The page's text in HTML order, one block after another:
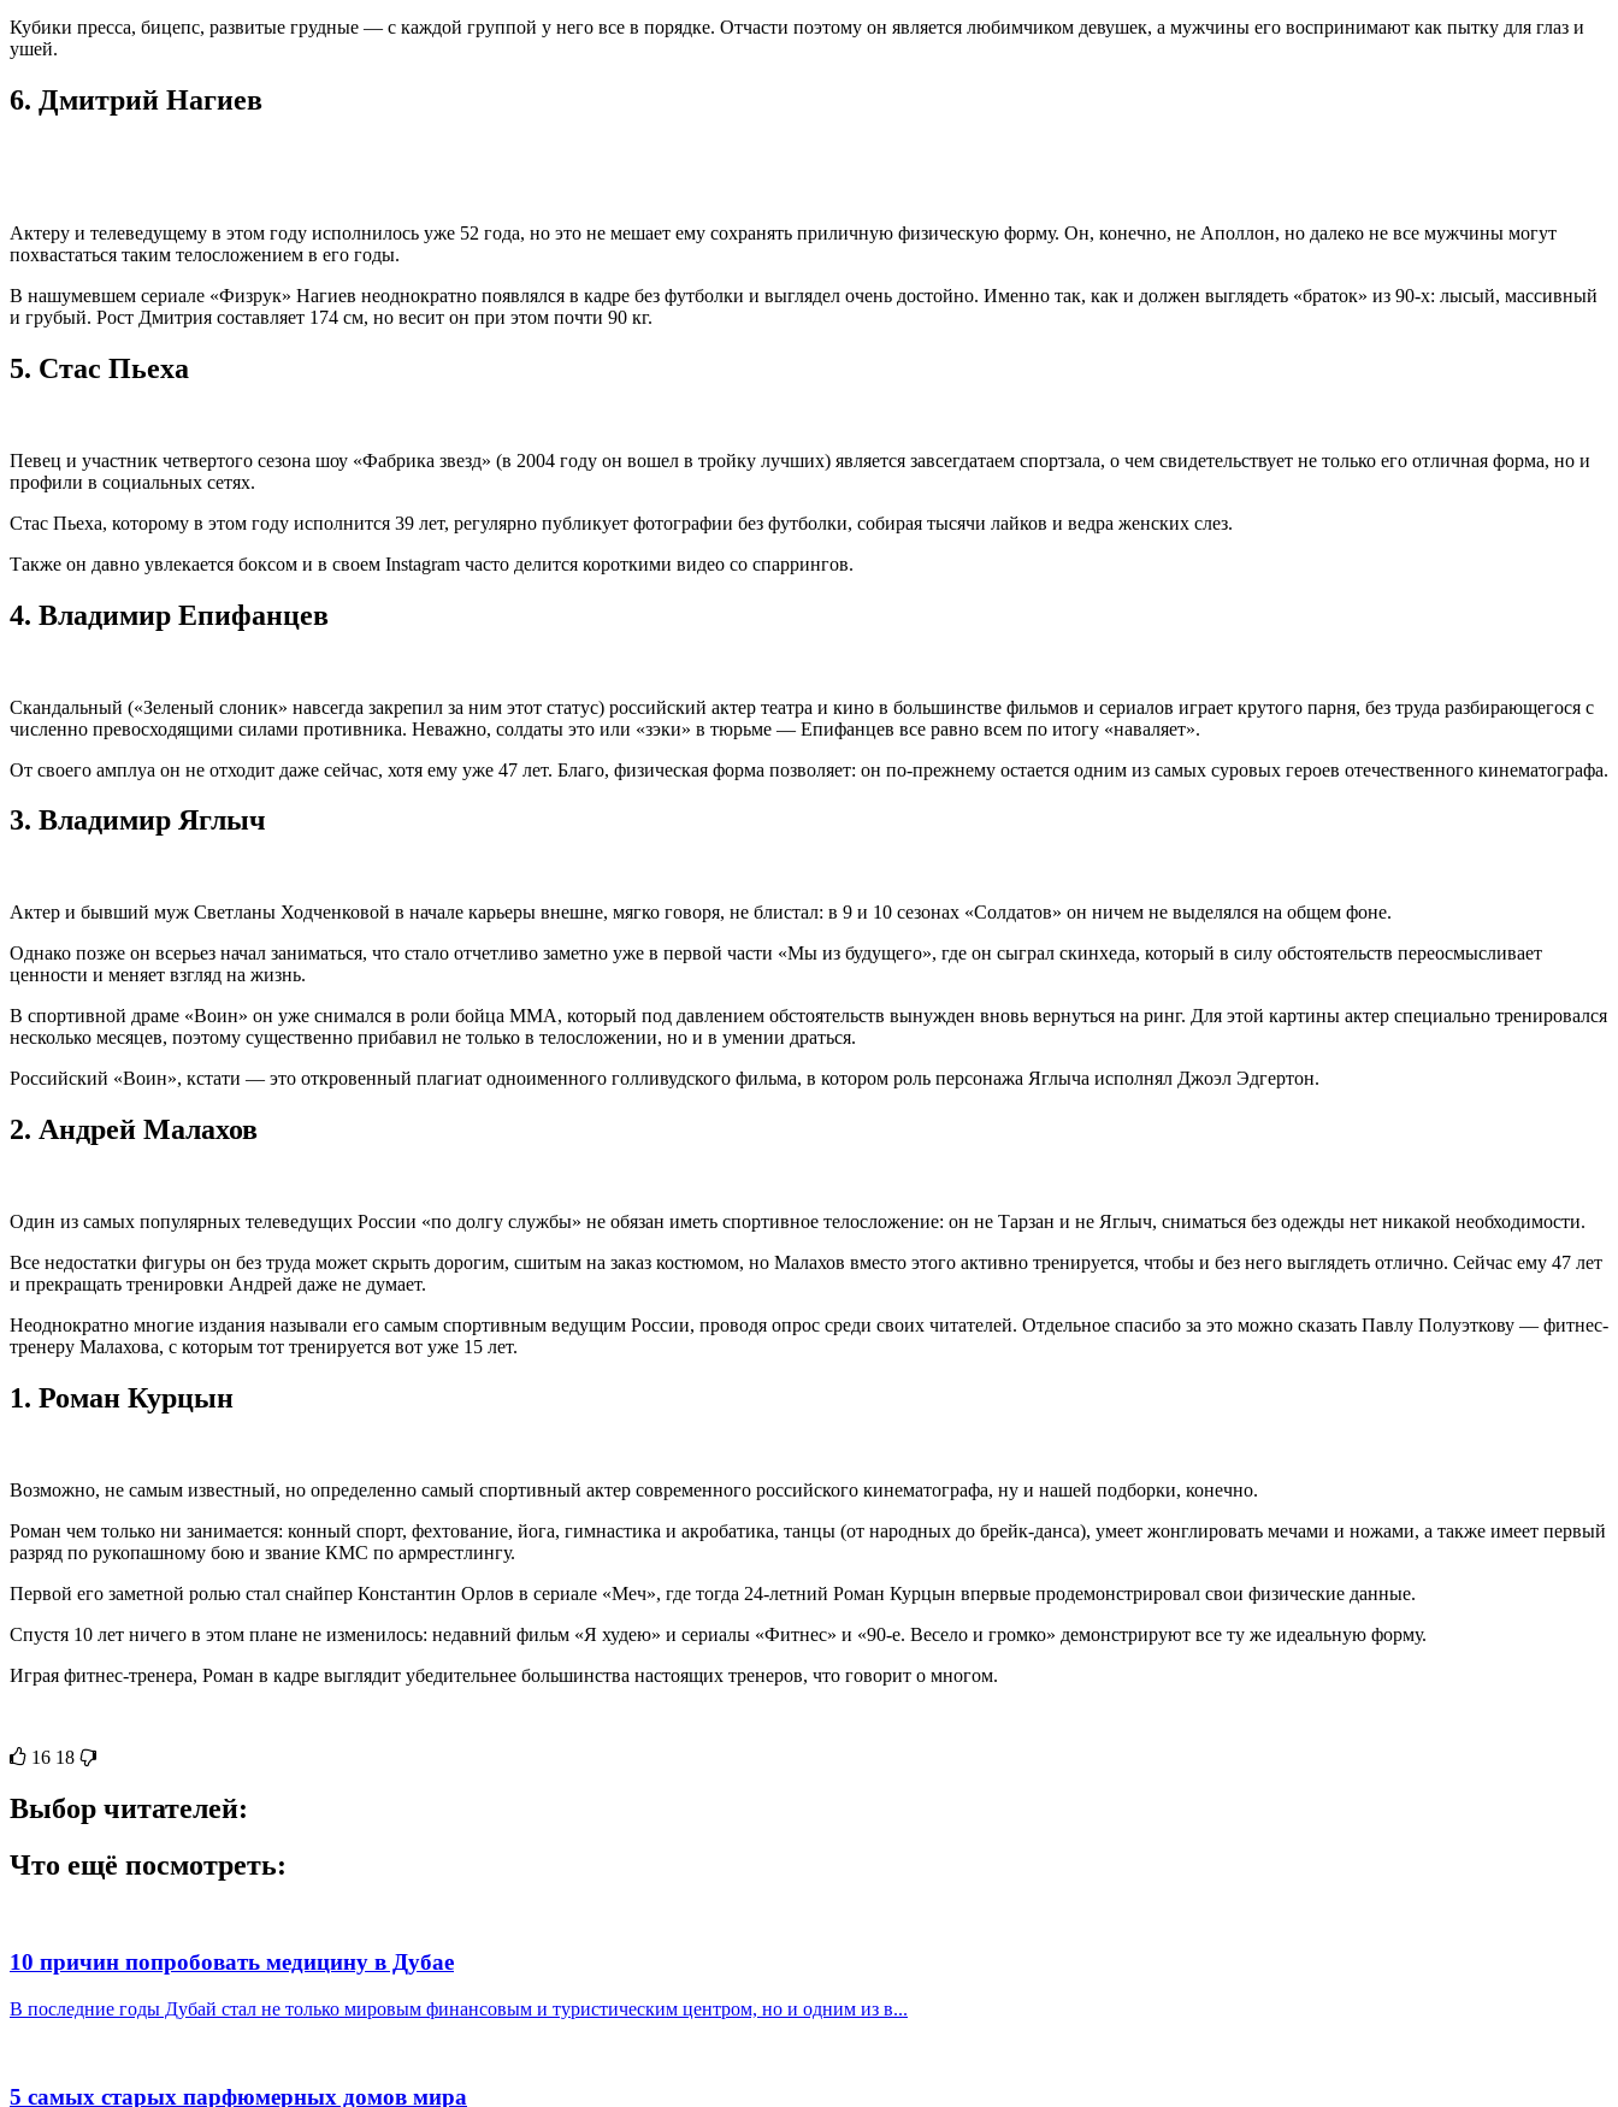
Кубики пресса, бицепс, развитые грудные — с каждой группой у него все в порядке. Отчасти поэтому он является любимчиком девушек, а мужчины его воспринимают как пытку для глаз и
ушей.
6. Дмитрий Нагиев
Актеру и телеведущему в этом году исполнилось уже 52 года, но это не мешает ему сохранять приличную физическую форму. Он, конечно, не Аполлон, но далеко не все мужчины могут
похвастаться таким телосложением в его годы.
В нашумевшем сериале «Физрук» Нагиев неоднократно появлялся в кадре без футболки и выглядел очень достойно. Именно так, как и должен выглядеть «браток» из 90-х: лысый, массивный
и грубый. Рост Дмитрия составляет 174 см, но весит он при этом почти 90 кг.
5. Стас Пьеха
Певец и участник четвертого сезона шоу «Фабрика звезд» (в 2004 году он вошел в тройку лучших) является завсегдатаем спортзала, о чем свидетельствует не только его отличная форма, но и
профили в социальных сетях.
Стас Пьеха, которому в этом году исполнится 39 лет, регулярно публикует фотографии без футболки, собирая тысячи лайков и ведра женских слез.
Также он давно увлекается боксом и в своем Instagram часто делится короткими видео со спаррингов.
4. Владимир Епифанцев
Скандальный («Зеленый слоник» навсегда закрепил за ним этот статус) российский актер театра и кино в большинстве фильмов и сериалов играет крутого парня, без труда разбирающегося с
численно превосходящими силами противника. Неважно, солдаты это или «зэки» в тюрьме — Епифанцев все равно всем по итогу «наваляет».
От своего амплуа он не отходит даже сейчас, хотя ему уже 47 лет. Благо, физическая форма позволяет: он по-прежнему остается одним из самых суровых героев отечественного кинематографа.
3. Владимир Яглыч
Актер и бывший муж Светланы Ходченковой в начале карьеры внешне, мягко говоря, не блистал: в 9 и 10 сезонах «Солдатов» он ничем не выделялся на общем фоне.
Однако позже он всерьез начал заниматься, что стало отчетливо заметно уже в первой части «Мы из будущего», где он сыграл скинхеда, который в силу обстоятельств переосмысливает
ценности и меняет взгляд на жизнь.
В спортивной драме «Воин» он уже снимался в роли бойца MMA, который под давлением обстоятельств вынужден вновь вернуться на ринг. Для этой картины актер специально тренировался
несколько месяцев, поэтому существенно прибавил не только в телосложении, но и в умении драться.
Российский «Воин», кстати — это откровенный плагиат одноименного голливудского фильма, в котором роль персонажа Яглыча исполнял Джоэл Эдгертон.
2. Андрей Малахов
Один из самых популярных телеведущих России «по долгу службы» не обязан иметь спортивное телосложение: он не Тарзан и не Яглыч, сниматься без одежды нет никакой необходимости.
Все недостатки фигуры он без труда может скрыть дорогим, сшитым на заказ костюмом, но Малахов вместо этого активно тренируется, чтобы и без него выглядеть отлично. Сейчас ему 47 лет
и прекращать тренировки Андрей даже не думает.
Неоднократно многие издания называли его самым спортивным ведущим России, проводя опрос среди своих читателей. Отдельное спасибо за это можно сказать Павлу Полуэткову — фитнес-
тренеру Малахова, с которым тот тренируется вот уже 15 лет.
1. Роман Курцын
Возможно, не самым известный, но определенно самый спортивный актер современного российского кинематографа, ну и нашей подборки, конечно.
Роман чем только ни занимается: конный спорт, фехтование, йога, гимнастика и акробатика, танцы (от народных до брейк-данса), умеет жонглировать мечами и ножами, а также имеет первый
разряд по рукопашному бою и звание КМС по армрестлингу.
Первой его заметной ролью стал снайпер Константин Орлов в сериале «Меч», где тогда 24-летний Роман Курцын впервые продемонстрировал свои физические данные.
Спустя 10 лет ничего в этом плане не изменилось: недавний фильм «Я худею» и сериалы «Фитнес» и «90-е. Весело и громко» демонстрируют все ту же идеальную форму.
Играя фитнес-тренера, Роман в кадре выглядит убедительнее большинства настоящих тренеров, что говорит о многом.
16 18
Выбор читателей:
Что ещё посмотреть:
10 причин попробовать медицину в Дубае
В последние годы Дубай стал не только мировым финансовым и туристическим центром, но и одним из в...
5 самых старых парфюмерных домов мира